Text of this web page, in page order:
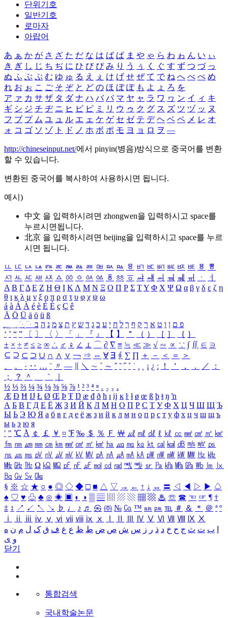
단위기호
일반기호
로마자
아랍어
あ ぁ か が さ ざ た だ な は ば ぱ ま や ゃ ら わ ゎ ん い ぃ
き ぎ し じ ち ぢ に ひ び ぴ み り う ぅ く ぐ す ず つ づ っ
ぬ ふ ぶ ぷ む ゆ ゅ る え ぇ け げ せ ぜ て で ね へ べ ぺ め
れ お ぉ こ ご そ ぞ と ど の ほ ぼ ぽ も よ ょ ろ を
ア ァ カ サ ザ タ ダ ナ ハ バ パ マ ヤ ャ ラ ワ ヮ ン イ ィ キ
ギ シ ジ チ ヂ ニ ヒ ビ ピ ミ リ ウ ゥ ク グ ス ズ ツ ヅ ッ ヌ
フ ブ プ ム ユ ュ ル エ ェ ケ ゲ セ ゼ テ デ ヘ ベ ペ メ レ オ
ォ コ ゴ ソ ゾ ト ド ノ ホ ボ ポ モ ヨ ョ ロ ヲ ―
http://chineseinput.net/에서 pinyin(병음)방식으로 중국어를 변환
할 수 있습니다.
변환된 중국어를 복사하여 사용하시면 됩니다.
예시)
中文 을 입력하시려면 zhongwen을 입력하시고 space를
누르시면됩니다.
北京 을 입력하시려면 beijing을 입력하시고 space를 누르
시면 됩니다.
ㅥ ㅦ ㅧ ㅨ ㅩ ㅪ ㅫ ㅬ ㅭ ㅮ ㅯ ㅰ ㅱ ㅲ ㅳ ㅴ ㅵ ㅶ ㅷ ㅸ
ㅹ
ㅺ ㅻ ㅼ ㅽ ㅾ ㅿ ㆀ ㆁ ㆂ ㆃ ㆄ ㆅ ㆆ ㆇ ㆈ ㆉ ㆊ ㆋ ㆌ ㆍ
ㆎ
Α Β ΓΔ Ε Ζ Η Θ Ι ΚΛ Μ Ν Ξ Ο Π Ρ Σ ΤΥ Φ Χ Ψ Ω α β γ δ ε ζ η
θ ι κ λ μ ν ξ ο π ρ σ τ υ φ χ ψ ω
á à Á À é è É È ç Ç ê
Ä Ö Ü ä ö ü ß
ִֶֹ ֻּ ׁׂ פ ם ן ו ט א ר ק ף ך ל ח י ע כ ג ד ש ץ ת צ מ נ ה ב
‘ ’ “ ” 〔 〕 〈 〉 「 」 『 』 【 】 ＂ （ ） ［ ］ ｛ ｝
± × ÷ ≠ ≤ ≥ ∞ ∴ ♂ ♀ ∠ ⊥ ⌒ ∂ ∇ ≡ ≒ ≪ ≫ √ ∽ ∝ ∵ ∫ ∬ ∈ ∋
⊆ ⊇ ⊂ ⊃ ∪ ∩ ∧ ∨ ￢ ⇒ ⇔ ∀ ∃ ∮ ∑ ∏ ＋ － ＜ ＝
＞
、
。 · ‥ … ¨ 〃 ― ＼ ∼ ´ ～ ˇ ˘ ˝ ˚ ˙ ¸ ¡ ¿ ː ！ ＇ ， ． ／
：
；
？ ＾ ｀
½ ⅓ ⅔ ¼ ¾ ⅛ ⅜ ⅝ ⅞ ¹ ² ³ ⁴ ⁿ ₁ ₂ ₃ ₄
Æ Ð Ħ Ĳ Ł Ø Œ Þ Ŧ Ŋ æ đ ð ħ ı ĳ ĸ ŀ ł ø œ ß þ ŧ ŋ ŉ
А Б В Г Д Е Ё Ж З И Й К Л М Н О П Р С Т У Ф Х Ц Ч Ш Щ Ъ
Ы Ь Э Ю Я а б в г д е ё ж з и й к л м н о п р с т у ф х ц ч ш щ ъ
ы ь э ю я
′ ″ ℃ Å ￠ ￡ ￥ ¤ ℉ ‰ ＄ ％ Ｆ ￦ ㎕ ㎖ ㎗ ℓ ㎘ ㏄ ㎣ ㎤ ㎥ ㎦
㎙ ㎚ ㎛ ㎜ ㎝ ㎞ ㎟ ㎠ ㎡ ㎢ ㏊ ㎍ ㎎ ㎏ ㏏ ㎈ ㎉ ㏈ ㎧ ㎨ ㎰
㎱ ㎲ ㎳ ㎴ ㎵ ㎶ ㎷ ㎸ ㎹ ㎀ ㎁ ㎂ ㎃ ㎄ ㎺ ㎻ ㎽ ㎾ ㎿ ㎐ ㎑
㎒ ㎓ ㎔ Ω ㏀ ㏁ ㎊ ㎋ ㎌ ㏖ ㏅ ㎭ ㎮ ㎯ ㏛ ㎩ ㎪ ㎫ ㎬ ㏝ ㏐
㏓
㏃ ㏉ ㏜ ㏆
§ ※ ☆ ★ ○ ● ◎ ◇ ◆ □ ■ △ ▽ → ← ↑ ↓ ↔ 〓 ◁ ◀ ▷ ▶ ♤
♠ ♡ ♥ ♧ ♣ ⊙ ◈ ▣ ◐ ◑ ▒ ▤ ▨ ▧ ▦ ▩ ♨ ☏ ☎ ☜ ☞ ¶ †
‡ ↕ ↗ ↙ ↖ ↘ ♭ ♩ ♪ ♬ ㉿ ㈜ № ㏇ ™ ㏂ ㏘ ℡ ＃ ＆ ＊ ＠ ª º
ⅰ
ⅱ ⅲ ⅳ ⅴ ⅵ ⅶ ⅷ ⅸ ⅹ Ⅳ Ⅴ Ⅵ Ⅶ Ⅷ Ⅸ Ⅹ
ب ت ث ج ح خ د ذ ر ز س ش ص ض ط ظ ع غ ف ق ک ل م ن ه
و ی
닫기
통합검색
국내학술논문